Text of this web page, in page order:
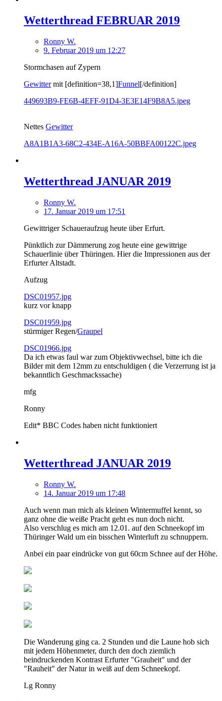
Wetterthread FEBRUAR 2019
Ronny W.
9. Februar 2019 um 12:27
Stormchasen auf Zypern
Gewittermit [definition=38,1]Funnel[/definition]
449693B9-FE6B-4EFF-91D4-3E3E14F9B8A5.jpeg
Nettes Gewitter
A8A1B1A3-68C2-434E-A16A-50BBFA00122C.jpeg
Wetterthread JANUAR 2019
Ronny W.
17. Januar 2019 um 17:51
Gewittriger Schaueraufzug heute über Erfurt.
Pünktlich zur Dämmerung zog heute eine gewittrige
Schauerlinie über Thüringen. Hier die Impressionen aus der
Erfurter Altstadt.
Aufzug
DSC01957.jpg
kurz vor knapp
DSC01959.jpg
stürmiger Regen/Graupel
DSC01966.jpg
Da ich etwas faul war zum Objektivwechsel, bitte ich die
Bilder mit dem 12mm zu entschuldigen ( die Verzerrung ist ja
bekanntlich Geschmackssache)
mfg
Ronny
Edit* BBC Codes haben nicht funktioniert
Wetterthread JANUAR 2019
Ronny W.
14. Januar 2019 um 17:48
Auch wenn man mich als kleinen Wintermuffel kennt, so
ganz ohne die weiße Pracht geht es nun doch nicht.
Also verschlug es mich am 12.01. auf den Schneekopf im
Thüringer Wald um ein bisschen Winterluft zu schnuppern.
Anbei ein paar eindrücke von gut 60cm Schnee auf der Höhe.
Die Wanderung ging ca. 2 Stunden und die Laune hob sich
mit jedem Höhenmeter, durch den doch ziemlich
beindruckenden Kontrast Erfurter "Grauheit" und der
"Rauheit" der Natur in weiß auf dem Schneekopf.
Lg Ronny